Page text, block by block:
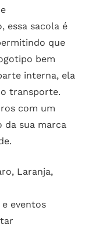
essa sacola é
que
bem
interna, ela
transporte.
com um
da sua marca
Laranja,
eventos